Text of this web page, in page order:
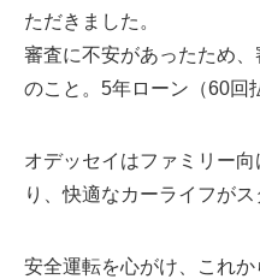
ただきました。
審査に不安があったため
のこと。5年ローン（60回
オデッセイはファミリー
り、快適なカーライフがス
安全運転を心がけ、これ